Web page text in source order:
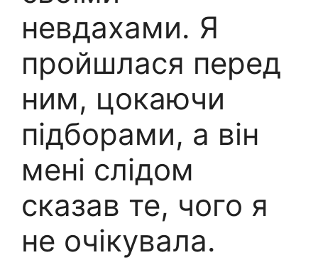
невдахами. Я
пройшлася перед
ним, цокаючи
підборами, а він
мені слідом
сказав те, чого я
не очікувала.